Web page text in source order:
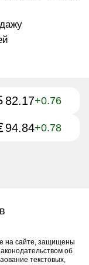
82.17+0.76
94.84+0.78
на сайте, защищены
об
текстовых,